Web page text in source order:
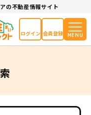
の不動産情報サイト
ログイン 会員登録 MENU